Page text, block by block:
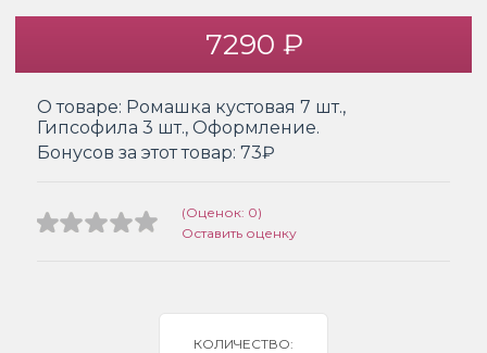
7290 ₽
О товаре: Ромашка кустовая 7 шт.,
Гипсофила 3 шт., Оформление.
Бонусов за этот товар: 73₽
(Оценок: 0)
Оставить оценку
КОЛИЧЕСТВО: